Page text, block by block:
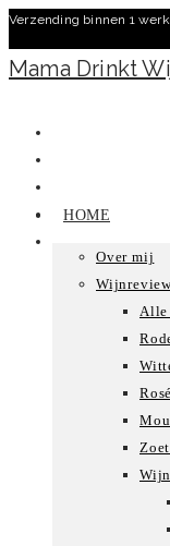
Ga
naar
inhoud
Verzending binnen 1
Mama Drinkt
HOME
Over mij
Alle